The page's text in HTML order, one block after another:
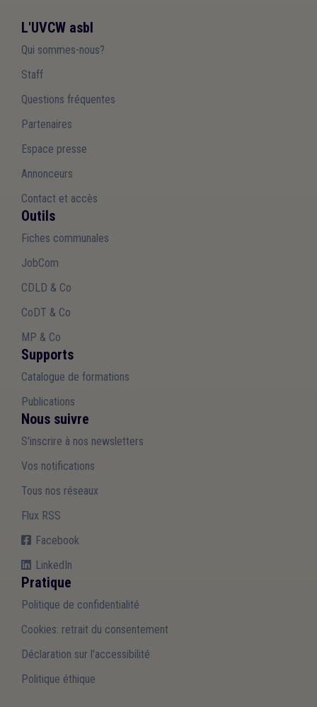
L'UVCW asbl
Qui sommes-nous?
Staff
Questions fréquentes
Partenaires
Espace presse
Annonceurs
Contact et accès
Outils
Fiches communales
JobCom
CDLD & Co
CoDT & Co
MP & Co
Supports
Catalogue de formations
Publications
Nous suivre
S'inscrire à nos newsletters
Vos notifications
Tous nos réseaux
Flux RSS
Facebook
LinkedIn
Pratique
Politique de confidentialité
Cookies: retrait du consentement
Déclaration sur l'accessibilité
Politique éthique